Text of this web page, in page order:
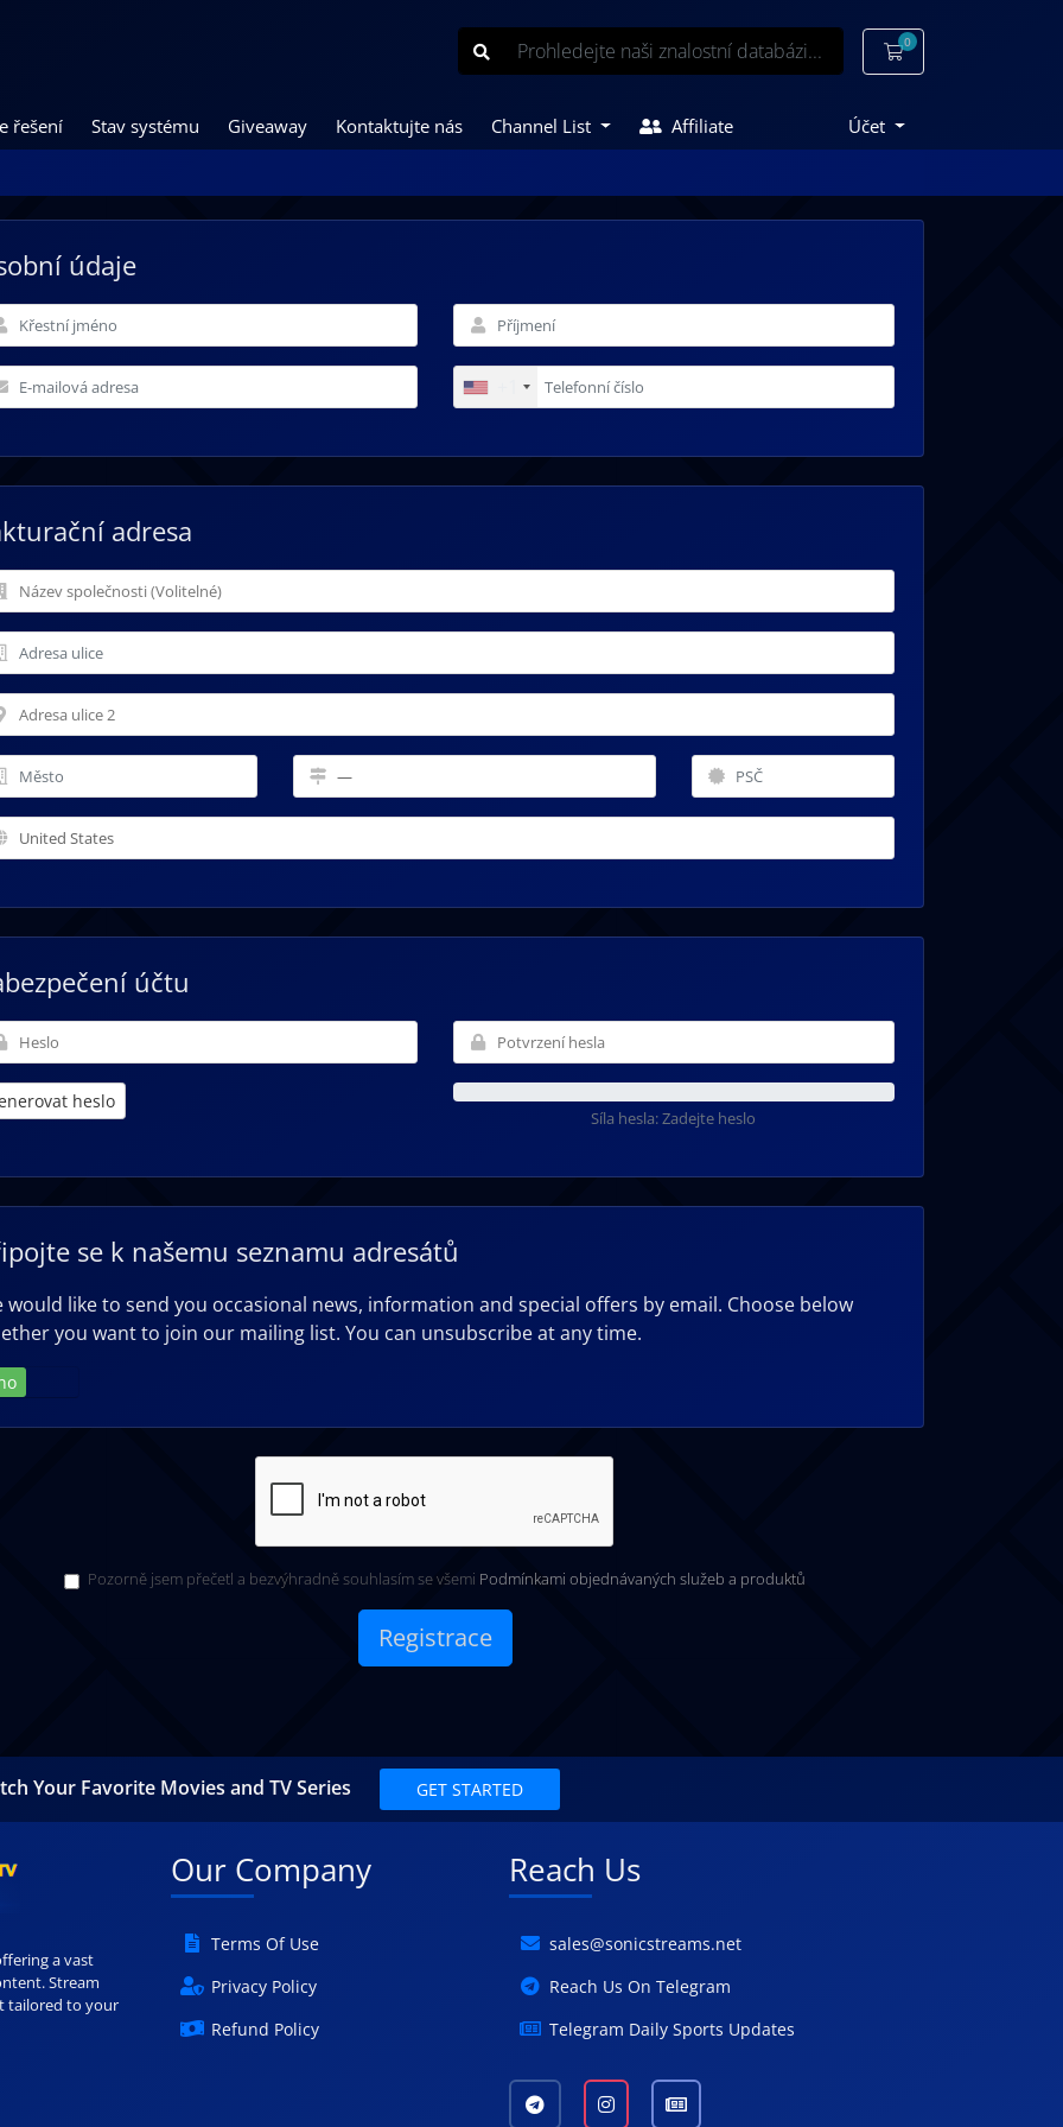
0
Nákupní Košík
řešení Stav systému Giveaway Kontaktujte nás Channel List Affiliate Účet
údaje
adresa
účtu
heslo
Síla hesla: Zadejte heslo
se k našemu seznamu adresátů
would like to send you occasional news, information and special offers by email. Choose below
you want to join our mailing list. You can unsubscribe at any time.
Pozorně jsem přečetl a bezvýhradně souhlasím se všemi Podmínkami objednávaných služeb a produktů
Your Favorite Movies and TV Series GET STARTED
a vast
Stream
tailored to your
Our Company
Terms Of Use
Privacy Policy
Refund Policy
Reach Us
sales@sonicstreams.net
Reach Us On Telegram
Telegram Daily Sports Updates